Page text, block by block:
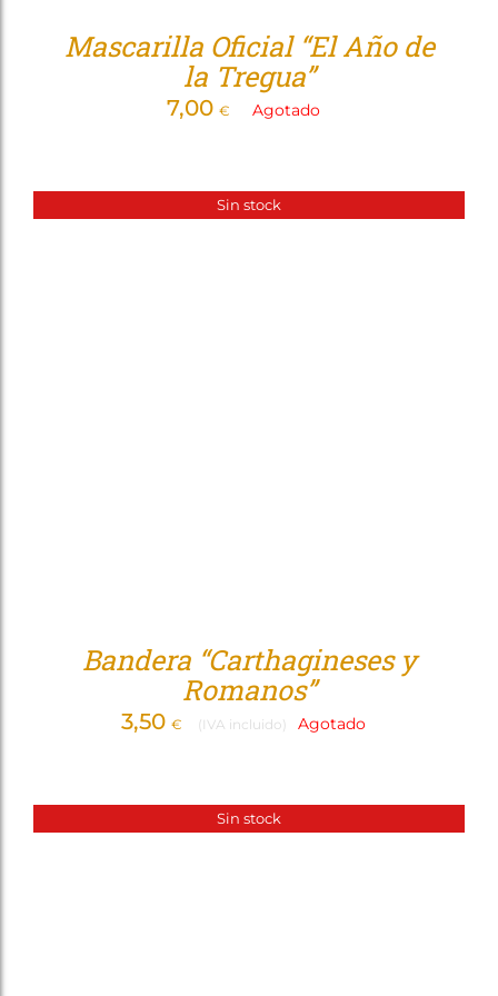
Mascarilla Oficial “El Año de
la Tregua”
7,00 € Agotado
Sin stock
Bandera “Carthagineses y
Romanos”
3,50 € (IVA incluido) Agotado
Sin stock